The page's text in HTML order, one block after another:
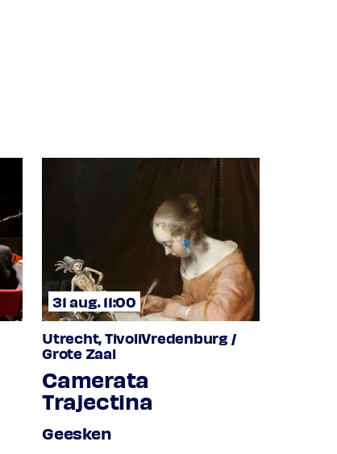
31 aug. 11:00
Utrecht, TivoliVredenburg /
Grote Zaal
Camerata
Trajectina
Geesken